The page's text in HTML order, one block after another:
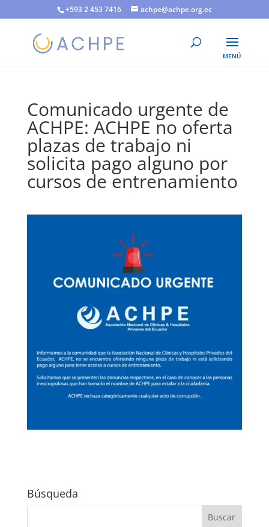
+593 2 453 7416 achpe@achpe.org.ec
Comunicado urgente de
ACHPE: ACHPE no oferta
plazas de trabajo ni
solicita pago alguno por
cursos de entrenamiento
Búsqueda